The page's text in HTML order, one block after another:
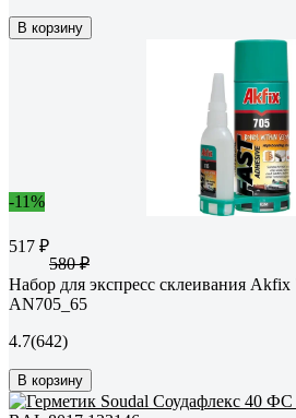
В корзину
-11%
517 ₽
580 ₽
Набор для экспресс склеивания
AN705_65
4.7(642)
В корзину